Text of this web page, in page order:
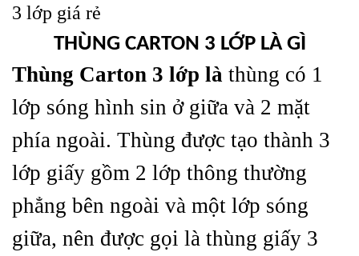
3 lớp giá rẻ
THÙNG CARTON 3 LỚP LÀ GÌ
Thùng Carton 3 lớp là thùng có 1
lớp sóng hình sin ở giữa và 2 mặt
phía ngoài. Thùng được tạo thành 3
lớp giấy gồm 2 lớp thông thường
phẳng bên ngoài và một lớp sóng
giữa, nên được gọi là thùng giấy 3